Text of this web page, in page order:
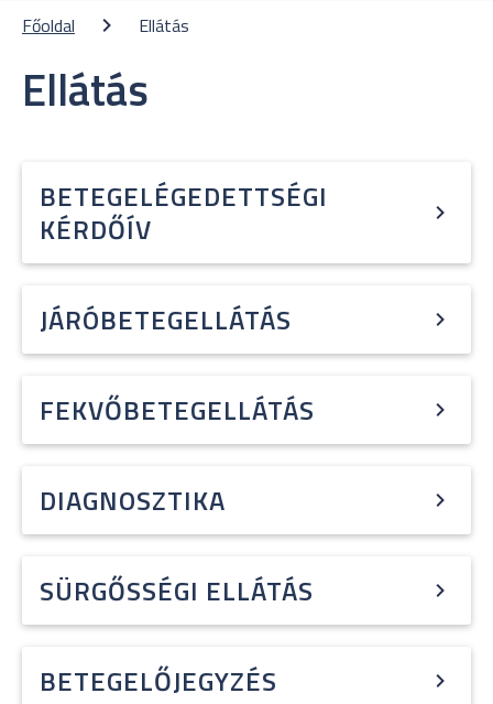
Főoldal
Ellátás
Ellátás
BETEGELÉGEDETTSÉGI
KÉRDŐÍV
JÁRÓBETEGELLÁTÁS
FEKVŐBETEGELLÁTÁS
DIAGNOSZTIKA
SÜRGŐSSÉGI ELLÁTÁS
BETEGELŐJEGYZÉS